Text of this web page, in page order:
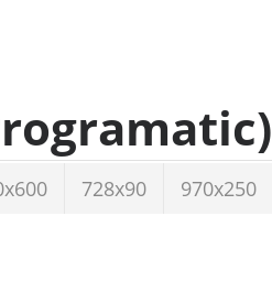
728x90 970x250